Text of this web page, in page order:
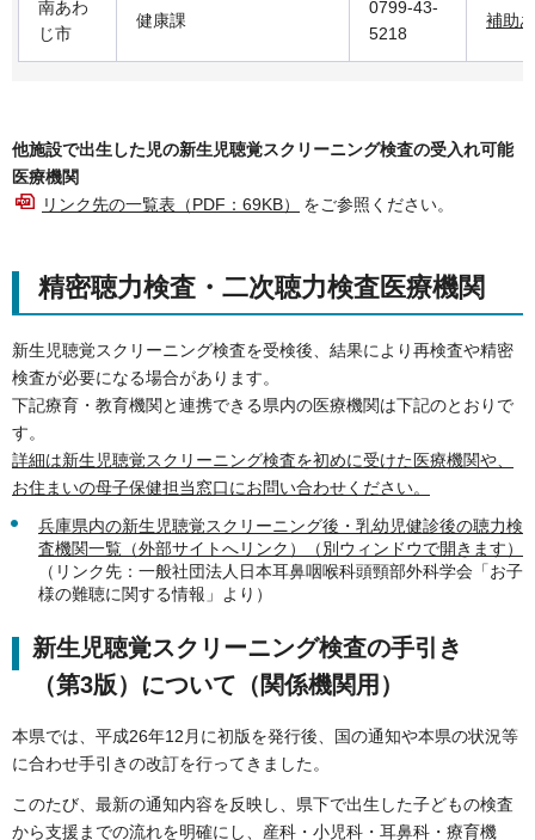
南あわ
じ市
健康課
0799-43-
5218
補助
他施設で出生した児の新生児聴覚スクリーニング検査の受入れ可能
医療機関
リンク先の一覧表（PDF：69KB）
をご参照ください。
精密聴力検査・二次聴力検査医療機関
新生児聴覚スクリーニング検査を受検後、結果により再検査や精密
検査が必要になる場合があります。
下記療育・教育機関と連携できる県内の医療機関は下記のとおりで
す。
詳細は新生児聴覚スクリーニング検査を初めに受けた医療機関や、
お住まいの母子保健担当窓口にお問い合わせください。
兵庫県内の新生児聴覚スクリーニング後・乳幼児健診後の聴力検
査機関一覧（外部サイトへリンク）（別ウィンドウで開きます）
（リンク先：一般社団法人日本耳鼻咽喉科頭頸部外科学会「お子
様の難聴に関する情報」より）
新生児聴覚スクリーニング検査の手引き
（第3版）について（関係機関用）
本県では、平成26年12月に初版を発行後、国の通知や本県の状況等
に合わせ手引きの改訂を行ってきました。
このたび、最新の通知内容を反映し、県下で出生した子どもの検査
から支援までの流れを明確にし、産科・小児科・耳鼻科・療育機